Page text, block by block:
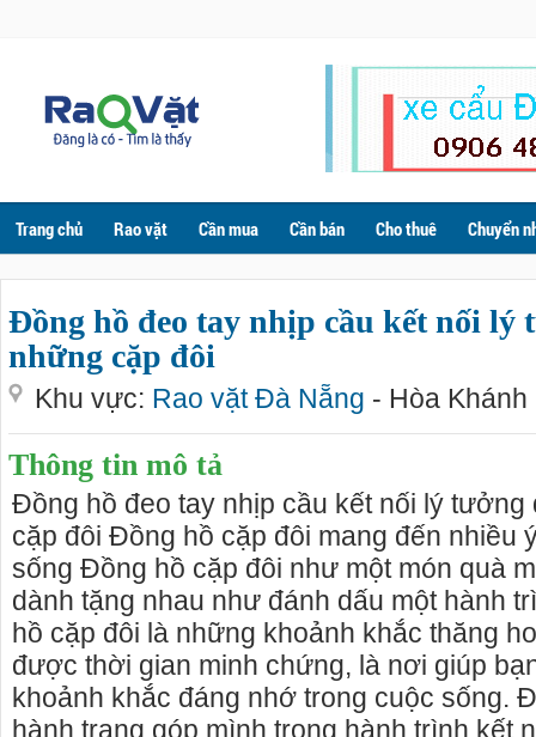
Trang chủ Rao vặt Cần mua Cần bán Cho thuê Chuyển
Đồng hồ đeo tay nhịp cầu kết nối lý
những cặp đôi
Khu vực: Rao vặt Đà Nẵng - Hòa
Thông tin mô tả
Đồng hồ đeo tay nhịp cầu kết nối lý tưởng
cặp đôi Đồng hồ cặp đôi mang đến nhiều
sống Đồng hồ cặp đôi như một món quà
dành tặng nhau như đánh dấu một hành
hồ cặp đôi là những khoảnh khắc thăng
được thời gian minh chứng, là nơi giúp
khoảnh khắc đáng nhớ trong cuộc sống.
hành trang góp mình trong hành trình kết